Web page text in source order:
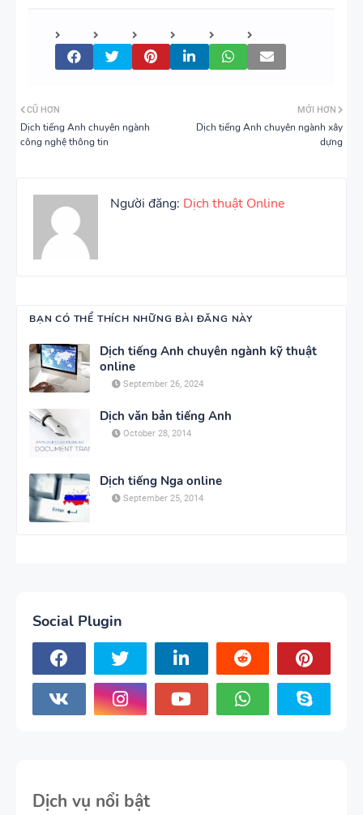
MỚI HƠN
Dịch tiếng Anh chuyên ngành xây
dựng
CŨ HƠN
Dịch tiếng Anh chuyên ngành
công nghệ thông tin
Người đăng: Dịch thuật Online
BẠN CÓ THỂ THÍCH NHỮNG BÀI ĐĂNG NÀY
Dịch tiếng Anh chuyên ngành kỹ thuật
online
September 26, 2024
Dịch văn bản tiếng Anh
October 28, 2014
Dịch tiếng Nga online
September 25, 2014
Social Plugin
Dịch vụ nổi bật